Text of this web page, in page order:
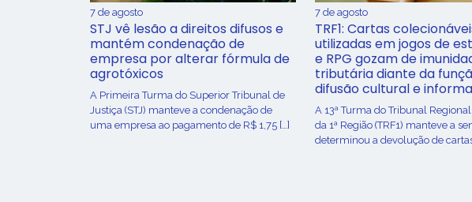
7 de agosto
STJ vê lesão a direitos difusos e
mantém condenação de
empresa por alterar fórmula de
agrotóxicos
​A Primeira Turma do Superior Tribunal de
Justiça (STJ) manteve a condenação de
uma empresa ao pagamento de R$ 1,75 […]
7 de agosto
TRF1: Cartas
utilizadas em jogos de
e RPG gozam de
tributária diante da
difusão cultural e
A 13ª Turma do Tribunal
da 1ª Região (TRF1) manteve a
determinou a devolução de